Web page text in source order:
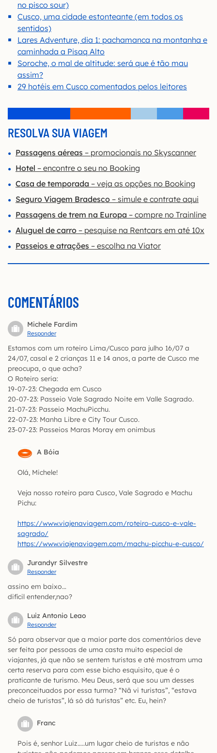
no pisco sour)
Cusco, uma cidade estonteante (em todos os
sentidos)
Lares Adventure, dia 1: pachamanca na montanha e
caminhada a Pisaq Alto
Soroche, o mal de altitude: será que é tão mau
assim?
29 hotéis em Cusco comentados pelos leitores
RESOLVA SUA VIAGEM
Passagens aéreas – promocionais no Skyscanner
Hotel – encontre o seu no Booking
Casa de temporada – veja as opções no Booking
Seguro Viagem Bradesco – simule e contrate aqui
Passagens de trem na Europa – compre no Trainline
Aluguel de carro – pesquise na Rentcars em até 10x
Passeios e atrações – escolha na Viator
COMENTÁRIOS
Michele Fardim
Responder
Estamos com um roteiro Lima/Cusco para julho 16/07 a
24/07, casal e 2 crianças 11 e 14 anos, a parte de Cusco me
preocupa, o que acha?
O Roteiro seria:
19-07-23: Chegada em Cusco
20-07-23: Passeio Vale Sagrado Noite em Valle Sagrado.
21-07-23: Passeio MachuPicchu.
22-07-23: Manha Libre e City Tour Cusco.
23-07-23: Passeios Maras Moray em onimbus
A Bóia
Olá, Michele!
Veja nosso roteiro para Cusco, Vale Sagrado e Machu
Pichu:
https://www.viajenaviagem.com/roteiro-cusco-e-vale-
sagrado/
https://www.viajenaviagem.com/machu-picchu-e-cusco/
Jurandyr Silvestre
Responder
assino em baixo…
difícil entender,nao?
Luiz Antonio Leao
Responder
Só para observar que a maior parte dos comentários deve
ser feita por pessoas de uma casta muito especial de
viajantes, já que não se sentem turistas e até mostram uma
certa reserva para com esse bicho esquisito, que é o
praticante de turismo. Meu Deus, será que sou um desses
preconceituados por essa turma? “Nã vi turistas”, “estava
cheio de turistas”, lá só dá turistas” etc. Eu, hein?
Franc
Pois é, senhor Luiz…..um lugar cheio de turistas e não